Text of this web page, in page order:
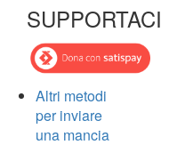
SUPPORTACI
Altri metodi
per inviare
una mancia